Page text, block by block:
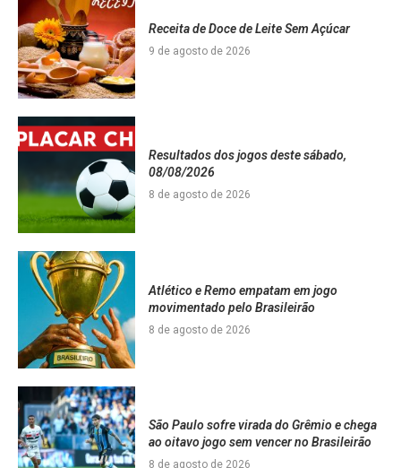
Receita de Doce de Leite Sem Açúcar
9 de agosto de 2026
Resultados dos jogos deste sábado,
08/08/2026
8 de agosto de 2026
Atlético e Remo empatam em jogo
movimentado pelo Brasileirão
8 de agosto de 2026
São Paulo sofre virada do Grêmio e chega
ao oitavo jogo sem vencer no Brasileirão
8 de agosto de 2026